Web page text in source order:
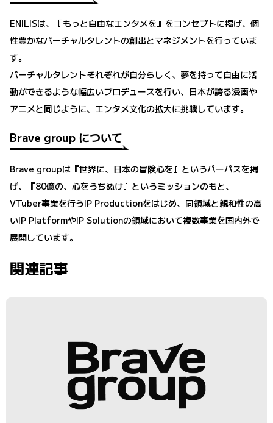
ENILISは、『もっと自由なエンタメを』をコンセプトに掲げ、個
性豊かなバーチャルタレントの創出とマネジメントを行っていま
す。
バーチャルタレントそれぞれが自分らしく、夢を持って自由に活
動ができるような幅広いプロデュースを行い、日本が誇る漫画や
アニメと同じように、エンタメ文化の拡大に挑戦しています。
Brave group について
Brave groupは『世界に、日本の冒険心を』というパーパスを掲
げ、『80億の、心をうちぬけ』というミッションのもと、
VTuber事業を行うIP Productionをはじめ、同領域と親和性の高
いIP PlatformやIP Solutionの領域において複数事業を国内外で
展開しています。
関連記事